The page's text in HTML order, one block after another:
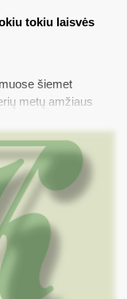
tokiu laisvės
šiemet
metų amžiaus